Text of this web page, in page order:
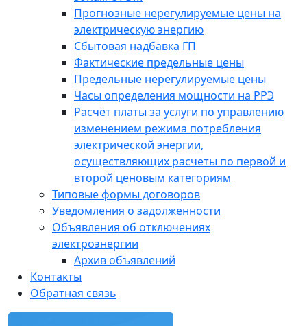
Прогнозные нерегулируемые цены на
электрическую энергию
Сбытовая надбавка ГП
Фактические предельные цены
Предельные нерегулируемые цены
Часы определения мощности на РРЭ
Расчёт платы за услуги по управлению
изменением режима потребления
электрической энергии,
осуществляющих расчеты по первой и
второй ценовым категориям
Типовые формы договоров
Уведомления о задолженности
Объявления об отключениях
электроэнергии
Архив объявлений
Контакты
Обратная связь